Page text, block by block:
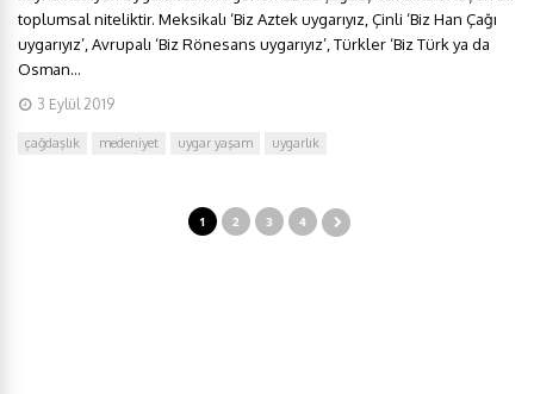
toplumsal niteliktir. Meksikalı ‘Biz Aztek uygarıyız, Çinli ‘Biz Han Çağı
uygarıyız’, Avrupalı ‘Biz Rönesans uygarıyız’, Türkler ‘Biz Türk ya da
Osman...
3 Eylül 2019
çağdaşlık medeniyet uygar yaşam uygarlık
1 2 3 4